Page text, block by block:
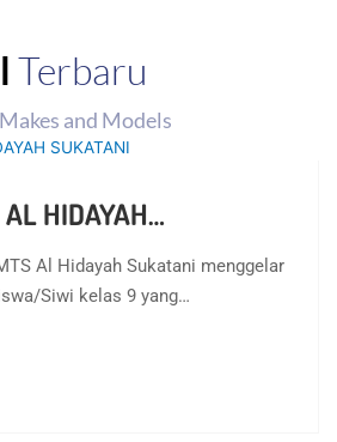
Terbaru
Makes and Models
HIDAYAH…
Al Hidayah Sukatani menggelar
Siwi kelas 9 yang…